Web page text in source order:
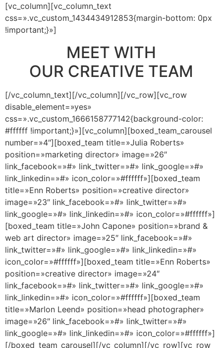
[vc_column][vc_column_text
css=».vc_custom_1434434912853{margin-bottom: 0px
!important;}»]
MEET WITH
OUR CREATIVE TEAM
[/vc_column_text][/vc_column][/vc_row][vc_row
disable_element=»yes»
css=».vc_custom_1666158777142{background-color:
#ffffff !important;}»][vc_column][boxed_team_carousel
number=»4″][boxed_team title=»Julia Roberts»
position=»marketing director» image=»26″
link_facebook=»#» link_twitter=»#» link_google=»#»
link_linkedin=»#» icon_color=»#ffffff»][boxed_team
title=»Enn Roberts» position=»creative director»
image=»23″ link_facebook=»#» link_twitter=»#»
link_google=»#» link_linkedin=»#» icon_color=»#ffffff»]
[boxed_team title=»John Capone» position=»brand &
web art director» image=»25″ link_facebook=»#»
link_twitter=»#» link_google=»#» link_linkedin=»#»
icon_color=»#ffffff»][boxed_team title=»Enn Roberts»
position=»creative director» image=»24″
link_facebook=»#» link_twitter=»#» link_google=»#»
link_linkedin=»#» icon_color=»#ffffff»][boxed_team
title=»Marlon Leend» position=»head photographer»
image=»26″ link_facebook=»#» link_twitter=»#»
link_google=»#» link_linkedin=»#» icon_color=»#ffffff»]
[/boxed_team_carousel][/vc_column][/vc_row][vc_row